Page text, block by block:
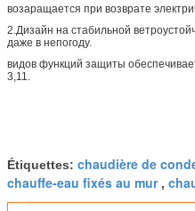
возаращается при возврате
2.Дизайн на стабильной
даже в непогоду.
видов функций защиты
3,11.
Étiquettes: chaudière de
chauffe-eau fixés au mur,